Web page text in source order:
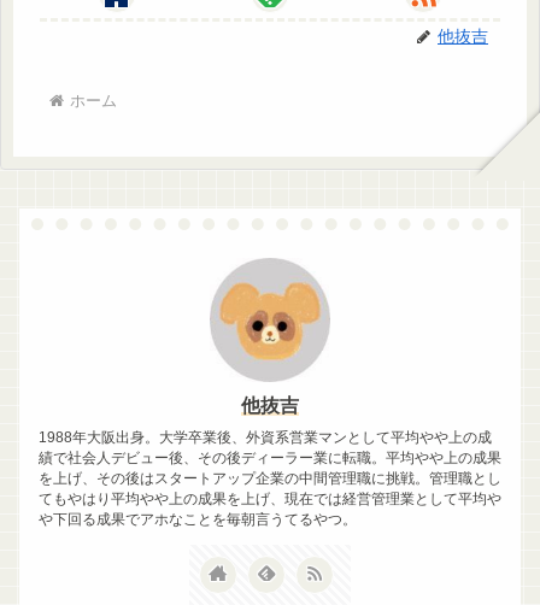
他抜吉
ホーム
他抜吉
1988年大阪出身。大学卒業後、外資系営業マンとして平均やや上の成
績で社会人デビュー後、その後ディーラー業に転職。平均やや上の成果
を上げ、その後はスタートアップ企業の中間管理職に挑戦。管理職とし
てもやはり平均やや上の成果を上げ、現在では経営管理業として平均や
や下回る成果でアホなことを毎朝言うてるやつ。